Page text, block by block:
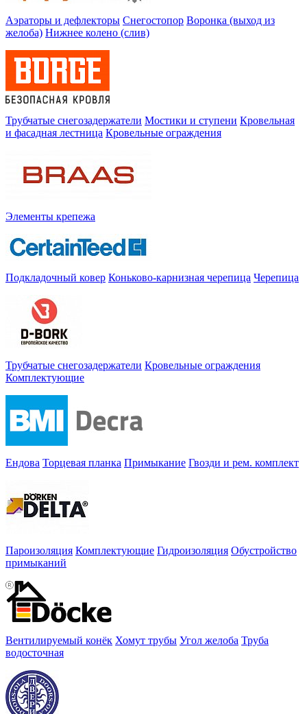
Аэраторы и дефлекторы Снегостопор Воронка (выход из
желоба) Нижнее колено (слив)
Трубчатые снегозадержатели Мостики и ступени Кровельная
и фасадная лестница Кровельные ограждения
Элементы крепежа
Подкладочный ковер Коньково-карнизная черепица Черепица
Трубчатые снегозадержатели Кровельные ограждения
Комплектующие
Ендова Торцевая планка Примыкание Гвозди и рем. комплект
Пароизоляция Комплектующие Гидроизоляция Обустройство
примыканий
Вентилируемый конёк Хомут трубы Угол желоба Труба
водосточная